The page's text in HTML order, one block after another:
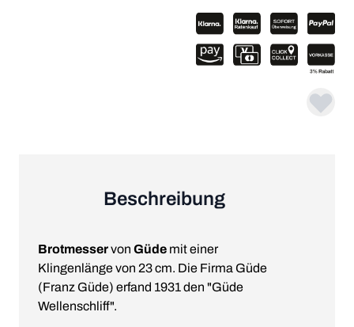
Beschreibung
Brotmesservon Güde mit einer
Klingenlänge von 23 cm. Die Firma Güde
(Franz Güde) erfand 1931 den "Güde
Wellenschliff".